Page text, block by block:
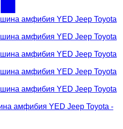
амфибия YED Jeep Toyota -